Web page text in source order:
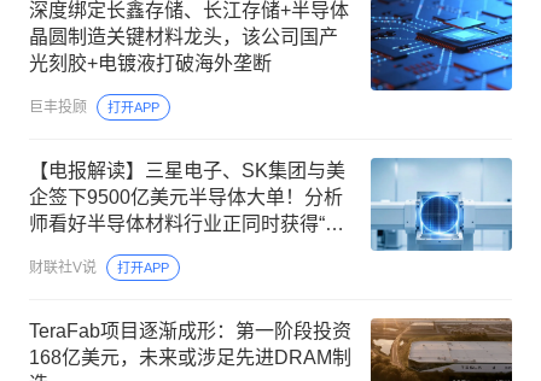
深度绑定长鑫存储、长江存储+半导体
晶圆制造关键材料龙头，该公司国产
光刻胶+电镀液打破海外垄断
巨丰投顾 打开APP
【电报解读】三星电子、SK集团与美
企签下9500亿美元半导体大单！分析
师看好半导体材料行业正同时获得“景
气上行、先进工艺通胀、份额提升、
国产替代”四重驱动，这家公司全面切
财联社V说 打开APP
TeraFab项目逐渐成形：第一阶段投资
168亿美元，未来或涉足先进DRAM制